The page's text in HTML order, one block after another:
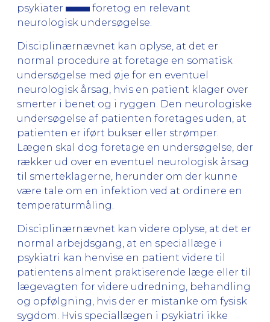
psykiater
foretog en relevant
neurologisk undersøgelse.
Disciplinærnævnet kan oplyse, at det er
normal procedure at foretage en somatisk
undersøgelse med øje for en eventuel
neurologisk årsag, hvis en patient klager over
smerter i benet og i ryggen. Den neurologiske
undersøgelse af patienten foretages uden, at
patienten er iført bukser eller strømper.
Lægen skal dog foretage en undersøgelse, der
rækker ud over en eventuel neurologisk årsag
til smerteklagerne, herunder om der kunne
være tale om en infektion ved at ordinere en
temperaturmåling.
Disciplinærnævnet kan videre oplyse, at det er
normal arbejdsgang, at en speciallæge i
psykiatri kan henvise en patient videre til
patientens alment praktiserende læge eller til
lægevagten for videre udredning, behandling
og opfølgning, hvis der er mistanke om fysisk
sygdom. Hvis speciallægen i psykiatri ikke